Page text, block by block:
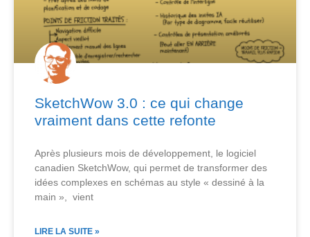
SketchWow 3.0 : ce qui change
vraiment dans cette refonte
Après plusieurs mois de développement, le logiciel
canadien SketchWow, qui permet de transformer des
idées complexes en schémas au style « dessiné à la
main », vient
LIRE LA SUITE »